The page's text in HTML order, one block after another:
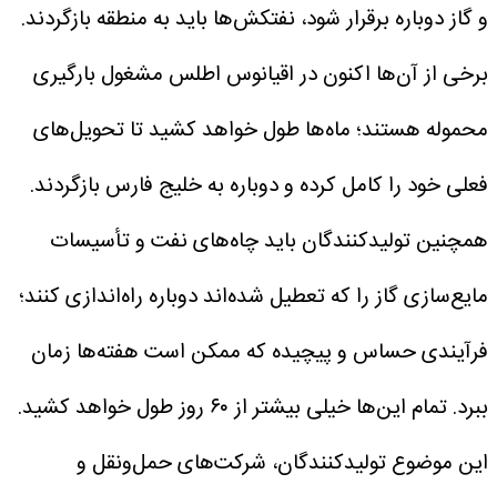
و گاز دوباره برقرار شود، نفتکش‌ها باید به منطقه بازگردند.
برخی از آن‌ها اکنون در اقیانوس اطلس مشغول بارگیری
محموله هستند؛ ماه‌ها طول خواهد کشید تا تحویل‌های
فعلی خود را کامل کرده و دوباره به خلیج فارس بازگردند.
همچنین تولیدکنندگان باید چاه‌های نفت و تأسیسات
مایع‌سازی گاز را که تعطیل شده‌اند دوباره راه‌اندازی کنند؛
فرآیندی حساس و پیچیده که ممکن است هفته‌ها زمان
ببرد.
تمام این‌ها خیلی بیشتر از ۶۰ روز طول خواهد کشید.
این موضوع تولیدکنندگان، شرکت‌های حمل‌ونقل و